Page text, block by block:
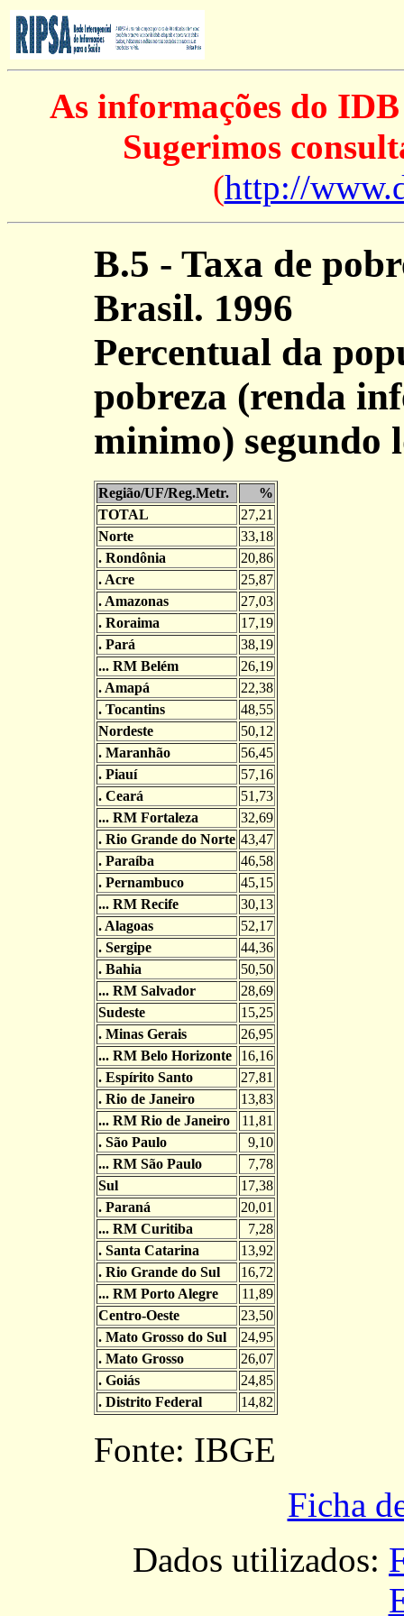
As informações do
Sugerimos
(http://
B.5 - Taxa de
Brasil. 1996
Percentual da
pobreza (renda
minimo) segundo
Região/UF/Reg.Metr.
%
TOTAL
27,21
Norte
33,18
. Rondônia
20,86
. Acre
25,87
. Amazonas
27,03
. Roraima
17,19
. Pará
38,19
... RM Belém
26,19
. Amapá
22,38
. Tocantins
48,55
Nordeste
50,12
. Maranhão
56,45
. Piauí
57,16
. Ceará
51,73
... RM Fortaleza
32,69
. Rio Grande do Norte 43,47
. Paraíba
46,58
. Pernambuco
45,15
... RM Recife
30,13
. Alagoas
52,17
. Sergipe
44,36
. Bahia
50,50
... RM Salvador
28,69
Sudeste
15,25
. Minas Gerais
26,95
... RM Belo Horizonte
16,16
. Espírito Santo
27,81
. Rio de Janeiro
13,83
... RM Rio de Janeiro
11,81
. São Paulo
9,10
... RM São Paulo
7,78
Sul
17,38
. Paraná
20,01
... RM Curitiba
7,28
. Santa Catarina
13,92
. Rio Grande do Sul
16,72
... RM Porto Alegre
11,89
Centro-Oeste
23,50
. Mato Grosso do Sul
24,95
. Mato Grosso
26,07
. Goiás
24,85
. Distrito Federal
14,82
Fonte: IBGE
Ficha
Dados utilizados: